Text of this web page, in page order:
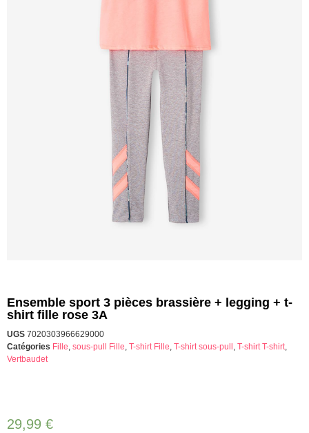
Ensemble sport 3 pièces brassière + legging + t-
shirt fille rose 3A
UGS 7020303966629000
Catégories Fille, sous-pull Fille, T-shirt Fille, T-shirt sous-pull , T-shirt T-shirt,
Vertbaudet
29,99 €